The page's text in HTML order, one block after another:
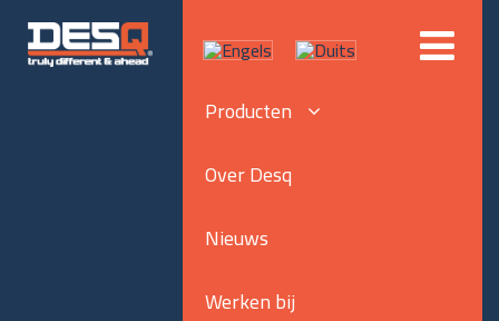
Producten
Over Desq
Nieuws
Werken bij